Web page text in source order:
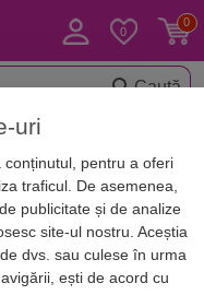
Caută
în
contrastelor
uri
pentru a oferi
traficul. De asemenea,
publicitate și de analize
site-ul nostru. Aceștia
dvs. sau culese în urma
ești de acord cu